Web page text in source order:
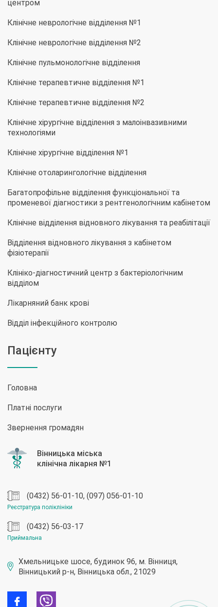
центром
Клінічне неврологічне відділення №1
Клінічне неврологічне відділення №2
Клінічне пульмонологічне відділення
Клінічне терапевтичне відділення №1
Клінічне терапевтичне відділення №2
Клінічне хірургічне відділення з малоінвазивними
технологіями
Клінічне хірургічне відділення №1
Клінічне отоларингологічне відділення
Багатопрофільне відділення функціональної та
променевої діагностики з рентгенологічним кабінетом
Клінічне відділення відновного лікування та реабілітації
Відділення відновного лікування з кабінетом
фізіотерапії
Клініко-діагностичний центр з бактеріологічним
відділом
Лікарняний банк крові
Відділ інфекційного контролю
Пацієнту
Головна
Платні послуги
Звернення громадян
(0432) 56-01-10, (097) 056-01-10
Реєстратура поліклініки
(0432) 56-03-17
Приймальна
Хмельницьке шосе, будинок 96, м. Вінниця,
Вінницький р-н, Вінницька обл., 21029